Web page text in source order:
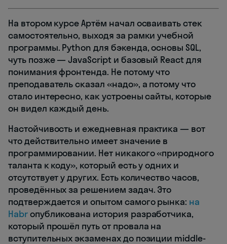
На втором курсе Артём начал осваивать стек
самостоятельно, выходя за рамки учебной
программы. Python для бэкенда, основы SQL,
чуть позже — JavaScript и базовый React для
понимания фронтенда. Не потому что
преподаватель сказал «надо», а потому что
стало интересно, как устроены сайты, которые
он видел каждый день.
Настойчивость и ежедневная практика — вот
что действительно имеет значение в
программировании. Нет никакого «природного
таланта к коду», который есть у одних и
отсутствует у других. Есть количество часов,
проведённых за решением задач. Это
подтверждается и опытом самого рынка: на
Habrопубликована история разработчика,
который прошёл путь от провала на
вступительных экзаменах до позиции middle-